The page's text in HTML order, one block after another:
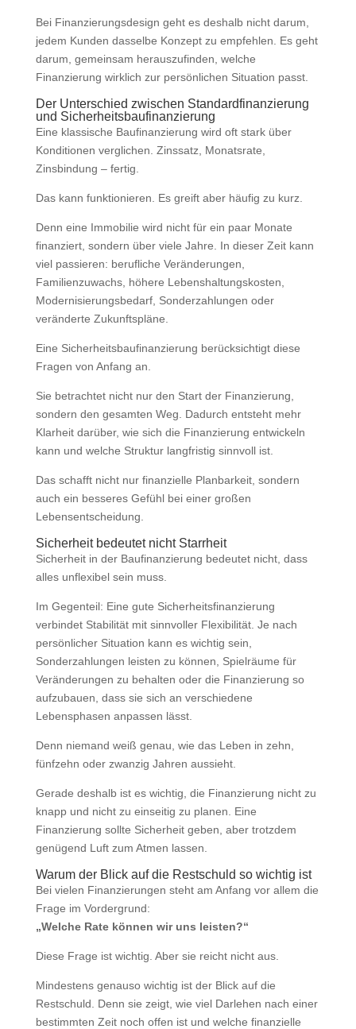
Bei Finanzierungsdesign geht es deshalb nicht darum,
jedem Kunden dasselbe Konzept zu empfehlen. Es geht
darum, gemeinsam herauszufinden, welche
Finanzierung wirklich zur persönlichen Situation passt.
Der Unterschied zwischen Standardfinanzierung
und Sicherheitsbaufinanzierung
Eine klassische Baufinanzierung wird oft stark über
Konditionen verglichen. Zinssatz, Monatsrate,
Zinsbindung – fertig.
Das kann funktionieren. Es greift aber häufig zu kurz.
Denn eine Immobilie wird nicht für ein paar Monate
finanziert, sondern über viele Jahre. In dieser Zeit kann
viel passieren: berufliche Veränderungen,
Familienzuwachs, höhere Lebenshaltungskosten,
Modernisierungsbedarf, Sonderzahlungen oder
veränderte Zukunftspläne.
Eine Sicherheitsbaufinanzierung berücksichtigt diese
Fragen von Anfang an.
Sie betrachtet nicht nur den Start der Finanzierung,
sondern den gesamten Weg. Dadurch entsteht mehr
Klarheit darüber, wie sich die Finanzierung entwickeln
kann und welche Struktur langfristig sinnvoll ist.
Das schafft nicht nur finanzielle Planbarkeit, sondern
auch ein besseres Gefühl bei einer großen
Lebensentscheidung.
Sicherheit bedeutet nicht Starrheit
Sicherheit in der Baufinanzierung bedeutet nicht, dass
alles unflexibel sein muss.
Im Gegenteil: Eine gute Sicherheitsfinanzierung
verbindet Stabilität mit sinnvoller Flexibilität. Je nach
persönlicher Situation kann es wichtig sein,
Sonderzahlungen leisten zu können, Spielräume für
Veränderungen zu behalten oder die Finanzierung so
aufzubauen, dass sie sich an verschiedene
Lebensphasen anpassen lässt.
Denn niemand weiß genau, wie das Leben in zehn,
fünfzehn oder zwanzig Jahren aussieht.
Gerade deshalb ist es wichtig, die Finanzierung nicht zu
knapp und nicht zu einseitig zu planen. Eine
Finanzierung sollte Sicherheit geben, aber trotzdem
genügend Luft zum Atmen lassen.
Warum der Blick auf die Restschuld so wichtig ist
Bei vielen Finanzierungen steht am Anfang vor allem die
Frage im Vordergrund:
„Welche Rate können wir uns leisten?“
Diese Frage ist wichtig. Aber sie reicht nicht aus.
Mindestens genauso wichtig ist der Blick auf die
Restschuld. Denn sie zeigt, wie viel Darlehen nach einer
bestimmten Zeit noch offen ist und welche finanzielle